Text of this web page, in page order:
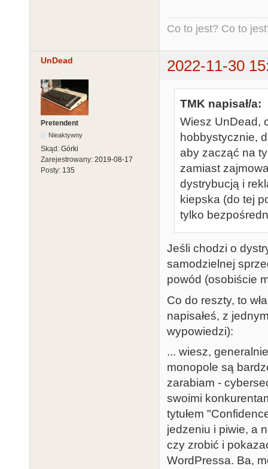
Co to jest? Co to
UnDead 2022-11-30
Pretendent
Nieaktywny
Skąd: Górki
Zarejestrowany: 2019-08-17
Posty: 135
TMK napisał/a:
Wiesz UnDead,
hobbystycznie,
aby zacząć na
zamiast
dystrybucją i
kiepska (do tej
tylko
Jeśli chodzi o
samodzielnej
powód (osobiście
Co do reszty, to
napisałeś, z
wypowiedzi):
... wiesz,
monopole są
zarabiam -
swoimi
tytułem
jedzeniu i piwie, a
czy zrobić i
WordPressa. Ba,